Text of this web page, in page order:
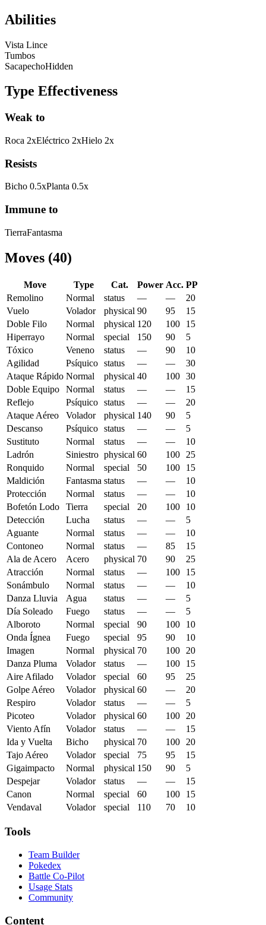
Abilities
Vista Lince
Tumbos
SacapechoHidden
Type Effectiveness
Weak to
Roca 2xEléctrico 2xHielo 2x
Resists
Bicho 0.5xPlanta 0.5x
Immune to
TierraFantasma
Moves (40)
Move Type Cat. Power Acc. PP
Remolino
Normal status — —
20
Vuelo
Volador physical 90 95
15
Doble Filo
Normal physical 120 100
15
Hiperrayo
Normal special 150 90
5
Tóxico
Veneno status — 90
10
Agilidad
Psíquico status — —
30
Ataque Rápido Normal physical 40 100 30
Doble Equipo
Normal status — —
15
Reflejo
Psíquico status — —
20
Ataque Aéreo
Volador physical 140 90
5
Descanso
Psíquico status — —
5
Sustituto
Normal status — —
10
Ladrón
Siniestro physical 60 100
25
Ronquido
Normal special 50 100
15
Maldición
Fantasma status — —
10
Protección
Normal status — —
10
Bofetón Lodo
Tierra special 20 100
10
Detección
Lucha status — —
5
Aguante
Normal status — —
10
Contoneo
Normal status — 85
15
Ala de Acero
Acero physical 70 90
25
Atracción
Normal status — 100
15
Sonámbulo
Normal status — —
10
Danza Lluvia
Agua status — —
5
Día Soleado
Fuego status — —
5
Alboroto
Normal special 90 100
10
Onda Ígnea
Fuego special 95 90
10
Imagen
Normal physical 70 100
20
Danza Pluma
Volador status — 100
15
Aire Afilado
Volador special 60 95
25
Golpe Aéreo
Volador physical 60 —
20
Respiro
Volador status — —
5
Picoteo
Volador physical 60 100
20
Viento Afín
Volador status — —
15
Ida y Vuelta
Bicho physical 70 100
20
Tajo Aéreo
Volador special 75 95
15
Gigaimpacto
Normal physical 150 90
5
Despejar
Volador status — —
15
Canon
Normal special 60 100
15
Vendaval
Volador special 110 70 10
Tools
Team Builder
Pokedex
Battle Co-Pilot
Usage Stats
Community
Content